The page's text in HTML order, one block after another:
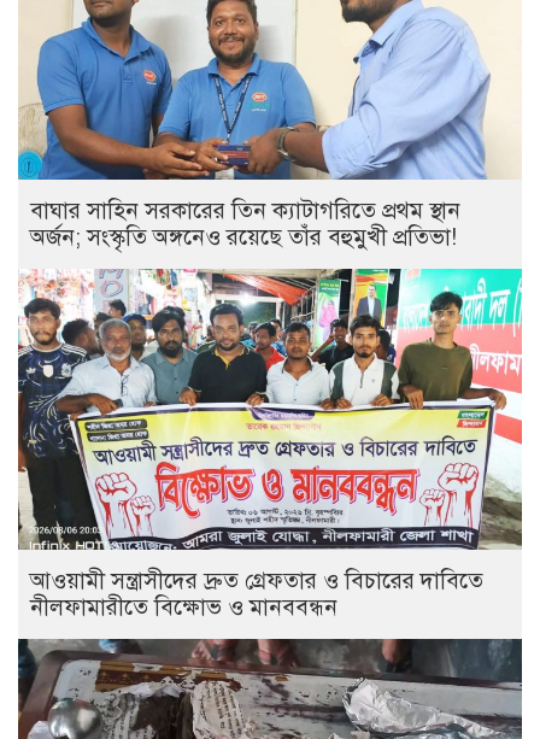
বাঘার সাহিন সরকারের তিন ক্যাটাগরিতে প্রথম স্থান
অর্জন; সংস্কৃতি অঙ্গনেও রয়েছে তাঁর বহুমুখী প্রতিভা!
আওয়ামী সন্ত্রাসীদের দ্রুত গ্রেফতার ও বিচারের দাবিতে
নীলফামারীতে বিক্ষোভ ও মানববন্ধন